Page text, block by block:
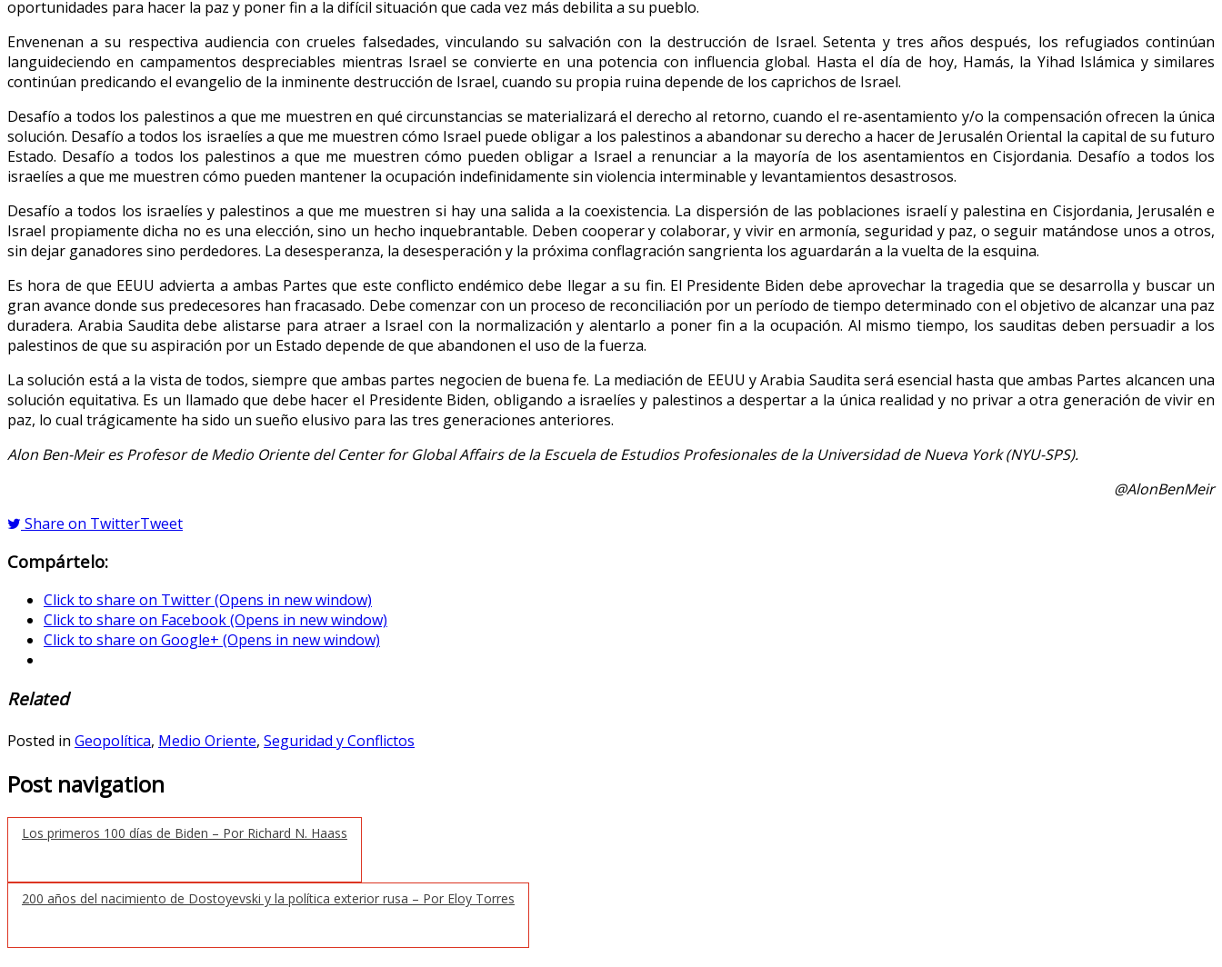
oportunidades para hacer la paz y poner fin a la difícil situación que cada vez más debilita a su pueblo.
Envenenan a su respectiva audiencia con crueles falsedades, vinculando su salvación con la destrucción de Israel. Setenta y tres años después, los refugiados continúan
languideciendo en campamentos despreciables mientras Israel se convierte en una potencia con influencia global. Hasta el día de hoy, Hamás, la Yihad Islámica y similares
continúan predicando el evangelio de la inminente destrucción de Israel, cuando su propia ruina depende de los caprichos de Israel.
Desafío a todos los palestinos a que me muestren en qué circunstancias se materializará el derecho al retorno, cuando el re-asentamiento y/o la compensación ofrecen la única
solución. Desafío a todos los israelíes a que me muestren cómo Israel puede obligar a los palestinos a abandonar su derecho a hacer de Jerusalén Oriental la capital de su futuro
Estado. Desafío a todos los palestinos a que me muestren cómo pueden obligar a Israel a renunciar a la mayoría de los asentamientos en Cisjordania. Desafío a todos los
israelíes a que me muestren cómo pueden mantener la ocupación indefinidamente sin violencia interminable y levantamientos desastrosos.
Desafío a todos los israelíes y palestinos a que me muestren si hay una salida a la coexistencia. La dispersión de las poblaciones israelí y palestina en Cisjordania, Jerusalén e
Israel propiamente dicha no es una elección, sino un hecho inquebrantable. Deben cooperar y colaborar, y vivir en armonía, seguridad y paz, o seguir matándose unos a otros,
sin dejar ganadores sino perdedores. La desesperanza, la desesperación y la próxima conflagración sangrienta los aguardarán a la vuelta de la esquina.
Es hora de que EEUU advierta a ambas Partes que este conflicto endémico debe llegar a su fin. El Presidente Biden debe aprovechar la tragedia que se desarrolla y buscar un
gran avance donde sus predecesores han fracasado. Debe comenzar con un proceso de reconciliación por un período de tiempo determinado con el objetivo de alcanzar una paz
duradera. Arabia Saudita debe alistarse para atraer a Israel con la normalización y alentarlo a poner fin a la ocupación. Al mismo tiempo, los sauditas deben persuadir a los
palestinos de que su aspiración por un Estado depende de que abandonen el uso de la fuerza.
La solución está a la vista de todos, siempre que ambas partes negocien de buena fe. La mediación de EEUU y Arabia Saudita será esencial hasta que ambas Partes alcancen una
solución equitativa. Es un llamado que debe hacer el Presidente Biden, obligando a israelíes y palestinos a despertar a la única realidad y no privar a otra generación de vivir en
paz, lo cual trágicamente ha sido un sueño elusivo para las tres generaciones anteriores.
Alon Ben-Meir es Profesor de Medio Oriente del Center for Global Affairs de la Escuela de Estudios Profesionales de la Universidad de Nueva York (NYU-SPS).
@AlonBenMeir
Share on TwitterTweet
Compártelo:
Click to share on Twitter (Opens in new window)
Click to share on Facebook (Opens in new window)
Click to share on Google+ (Opens in new window)
Related
Posted in Geopolítica, Medio Oriente, Seguridad y Conflictos
Post navigation
Los primeros 100 días de Biden – Por Richard N. Haass
200 años del nacimiento de Dostoyevski y la política exterior rusa – Por Eloy Torres